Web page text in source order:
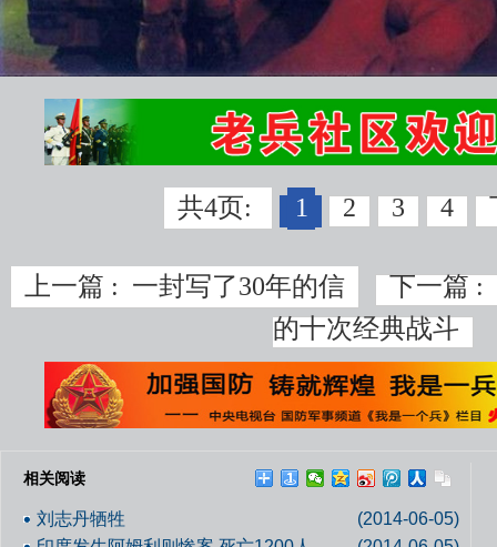
共4页: 1 2 3 4
上一篇 : 一封写了30年的信
下一篇 :
的十次经典战斗
相关阅读
(2014-06-05)
刘志丹牺牲